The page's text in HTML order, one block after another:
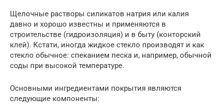
Щелочные растворы силикатов натрия или калия
давно и хорошо известны и применяются в
строительстве (гидроизоляция) и в быту (конторский
клей). Кстати, иногда жидкое стекло производят и как
стекло обычное: спеканием песка и, например, обычной
соды при высокой температуре.
Основными ингредиентами покрытия являются
следующие компоненты: